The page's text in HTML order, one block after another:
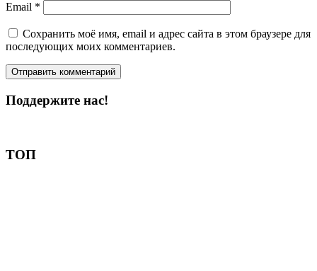
Email *
Сохранить моё имя, email и адрес сайта в этом браузере для
последующих моих комментариев.
Поддержите нас!
ТОП